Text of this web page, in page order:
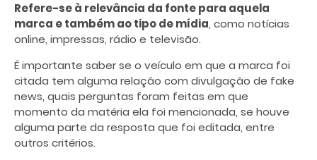
Refere-se à relevância da fonte para aquela
marca e também ao tipo de mídia, como notícias
online, impressas, rádio e televisão.
É importante saber se o veículo em que a marca foi
citada tem alguma relação com divulgação de fake
news, quais perguntas foram feitas em que
momento da matéria ela foi mencionada, se houve
alguma parte da resposta que foi editada, entre
outros critérios.